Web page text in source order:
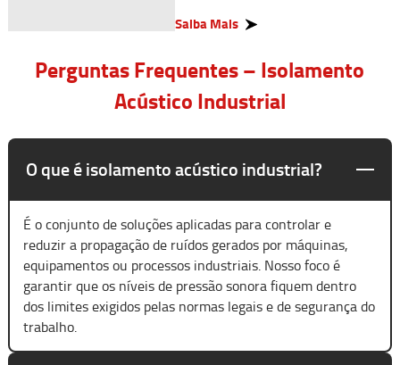
Saiba Mais
Perguntas Frequentes – Isolamento
Acústico Industrial
O que é isolamento acústico industrial?
É o conjunto de soluções aplicadas para controlar e
reduzir a propagação de ruídos gerados por máquinas,
equipamentos ou processos industriais. Nosso foco é
garantir que os níveis de pressão sonora fiquem dentro
dos limites exigidos pelas normas legais e de segurança do
trabalho.